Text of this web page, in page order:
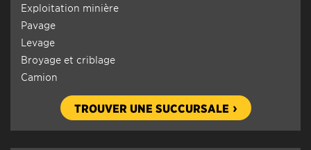
Exploitation minière
Pavage
Levage
Broyage et criblage
Camion
TROUVER UNE SUCCURSALE